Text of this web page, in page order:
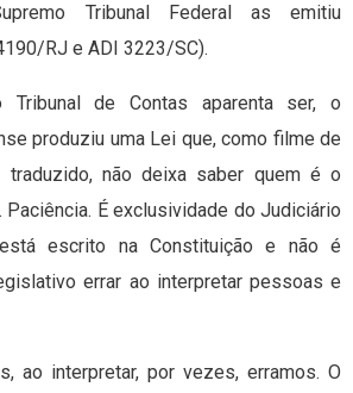
Tribunal Federal as emitiu
RJ e ADI 3223/SC).
Tribunal de Contas aparenta ser, o
produziu uma Lei que, como filme de
traduzido, não deixa saber quem é o
Paciência. É exclusividade do Judiciário
escrito na Constituição e não é
errar ao interpretar pessoas e
ao interpretar, por vezes, erramos. O